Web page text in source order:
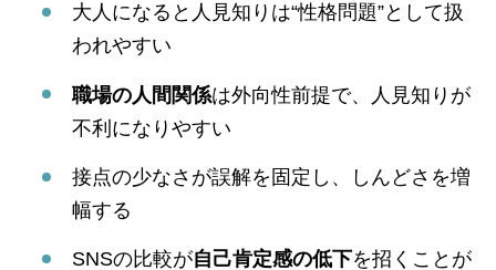
大人になると人見知りは“性格問題”として扱
われやすい
職場の人間関係は外向性前提で、人見知りが
不利になりやすい
接点の少なさが誤解を固定し、しんどさを増
幅する
SNSの比較が自己肯定感の低下を招くことが